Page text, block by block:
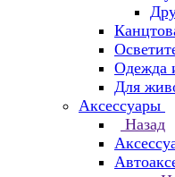
Одежда
Для
Аксессуары
Назад